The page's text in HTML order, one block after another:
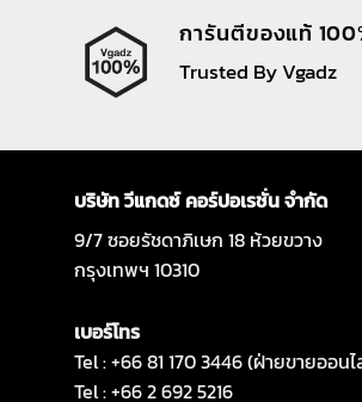
การันตีของแท้
Trusted By Vgadz
บริษัท วีแกดซ์ คอร์ปอเรชั่น จำกัด
9/7 ซอยรัชดาภิเษก 18 ห้วยขวาง
กรุงเทพฯ 10310
เบอร์โทร
Tel : +66 81 170 3446 (ฝ่ายขายออน
Tel : +66 2 692 5216